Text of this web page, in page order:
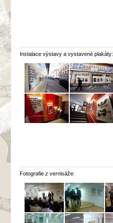
Instalace výstavy a vystavené plakáty:
Fotografie z vernisáže: